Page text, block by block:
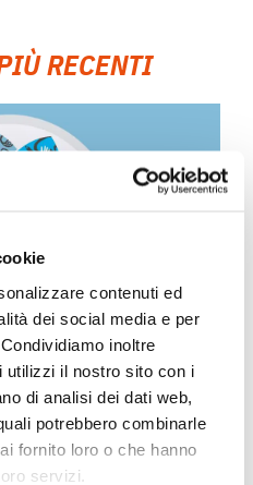
contenuti ed
dei social media e per
inoltre
utilizzi il nostro sito con i
di analisi dei dati web,
potrebbero combinarle
fornito loro o che hanno
servizi.
RECENTI
all’indagine
ha preso parte al progetto